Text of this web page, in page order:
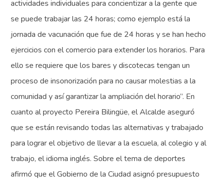
actividades individuales para concientizar a la gente que
se puede trabajar las 24 horas; como ejemplo está la
jornada de vacunación que fue de 24 horas y se han hecho
ejercicios con el comercio para extender los horarios. Para
ello se requiere que los bares y discotecas tengan un
proceso de insonorización para no causar molestias a la
comunidad y así garantizar la ampliación del horario”. En
cuanto al proyecto Pereira Bilingüe, el Alcalde aseguró
que se están revisando todas las alternativas y trabajado
para lograr el objetivo de llevar a la escuela, al colegio y al
trabajo, el idioma inglés. Sobre el tema de deportes
afirmó que el Gobierno de la Ciudad asignó presupuesto